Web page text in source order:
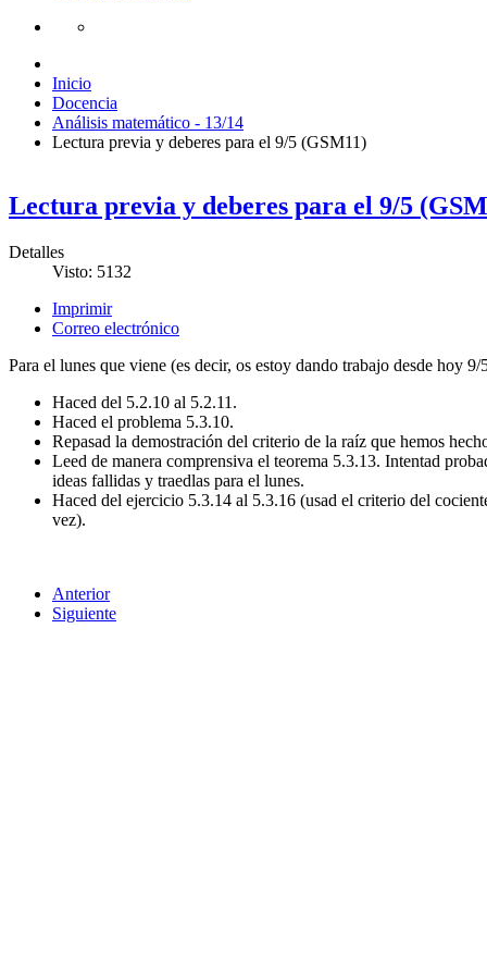
Inicio
Docencia
Análisis matemático - 13/14
Lectura previa y deberes para el 9/5 (GSM11)
Lectura previa y deberes para el 9/5
Detalles
Visto: 5132
Imprimir
Correo electrónico
Para el lunes que viene (es decir, os estoy dando trabajo desde hoy
Haced del 5.2.10 al 5.2.11.
Haced el problema 5.3.10.
Repasad la demostración del criterio de la raíz que hemos
Leed de manera comprensiva el teorema 5.3.13. Intentad
ideas fallidas y traedlas para el lunes.
Haced del ejercicio 5.3.14 al 5.3.16 (usad el criterio del
vez).
Anterior
Siguiente